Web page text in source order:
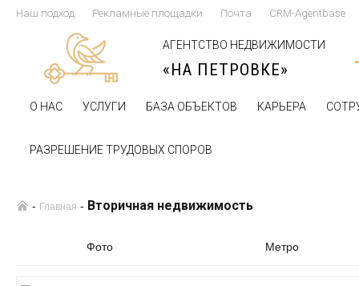
Наш подход Рекламные площадки Почта CRM-Agentbase
АГЕНТСТВО НЕДВИЖИМОСТИ
«НА ПЕТРОВКЕ»
О НАС УСЛУГИ БАЗА ОБЪЕКТОВ КАРЬЕРА
РАЗРЕШЕНИЕ ТРУДОВЫХ СПОРОВ
- Главная - Вторичная недвижимость
Фото Метро